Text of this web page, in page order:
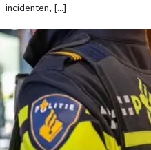
incidenten, [...]